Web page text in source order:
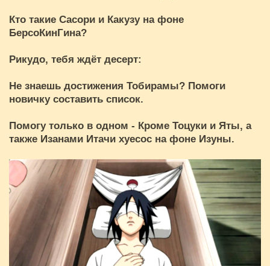
Кто такие Сасори и Какузу на фоне
БерсоКинГина?
Рикудо, тебя ждёт десерт:
Не знаешь достижения Тобирамы? Помоги
новичку составить список.
Помогу только в одном - Кроме Тоцуки и Яты, а
также Изанами Итачи хуесос на фоне Изуны.